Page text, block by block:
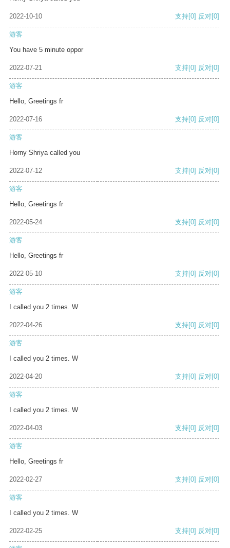
2022-10-10 支持[0] 反对[0]
游客
You have 5 minute oppor
2022-07-21 支持[0] 反对[0]
游客
Hello, Greetings fr
2022-07-16 支持[0] 反对[0]
游客
Horny Shriya called you
2022-07-12 支持[0] 反对[0]
游客
Hello, Greetings fr
2022-05-24 支持[0] 反对[0]
游客
Hello, Greetings fr
2022-05-10 支持[0] 反对[0]
游客
I called you 2 times. W
2022-04-26 支持[0] 反对[0]
游客
I called you 2 times. W
2022-04-20 支持[0] 反对[0]
游客
I called you 2 times. W
2022-04-03 支持[0] 反对[0]
游客
Hello, Greetings fr
2022-02-27 支持[0] 反对[0]
游客
I called you 2 times. W
2022-02-25 支持[0] 反对[0]